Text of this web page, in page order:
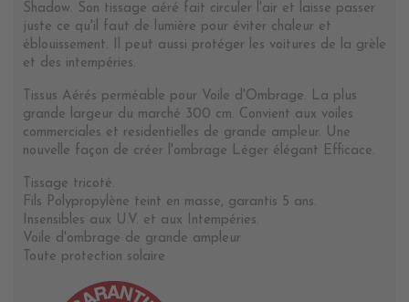
Shadow. Son tissage aéré fait circuler l'air et laisse passer
juste ce qu'il faut de lumière pour éviter chaleur et
éblouissement. Il peut aussi protéger les voitures de la grèle
et des intempéries.
Tissus Aérés perméable pour Voile d'Ombrage. La plus
grande largeur du marché 300 cm. Convient aux voiles
commerciales et residentielles de grande ampleur. Une
nouvelle façon de créer l'ombrage Léger élégant Efficace.
Tissage tricoté.
Fils Polypropylène teint en masse, garantis 5 ans.
Insensibles aux U.V. et aux Intempéries.
Voile d'ombrage de grande ampleur
Toute protection solaire